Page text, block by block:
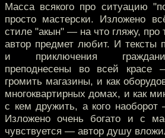
Масса всякого про ситуацию
просто мастерски. Изложено
стиле "акын" — на что гляжу, про
автор предмет любит. И тексты
и приключения
преподнесены во всей красе
громить магазины, и как
многоквартирных домах, и как
с кем дружить, а кого
Изложено очень богато и с
чувствуется — автор душу